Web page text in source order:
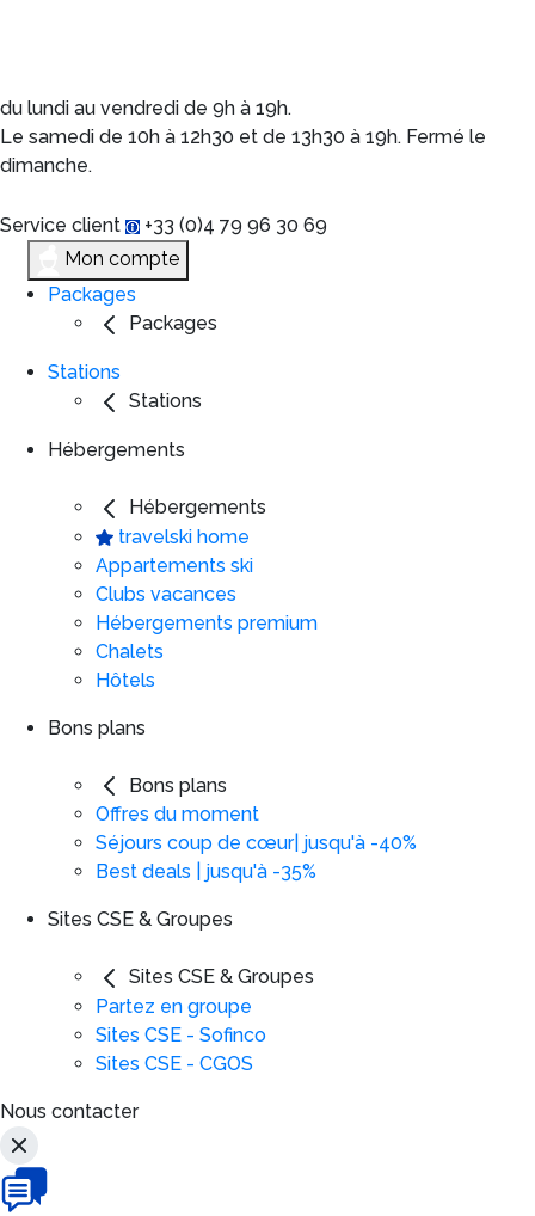
du lundi au vendredi de 9h à 19h.
Le samedi de 10h à 12h30 et de 13h30 à 19h. Fermé le
dimanche.
Service client
+33 (0)4 79 96 30 69
Mon compte
Packages
Packages
Stations
Stations
Hébergements
Hébergements
travelski home
Appartements ski
Clubs vacances
Hébergements premium
Chalets
Hôtels
Bons plans
Bons plans
Offres du moment
Séjours coup de cœur| jusqu'à -40%
Best deals | jusqu'à -35%
Sites CSE & Groupes
Sites CSE & Groupes
Partez en groupe
Sites CSE - Sofinco
Sites CSE - CGOS
Nous contacter